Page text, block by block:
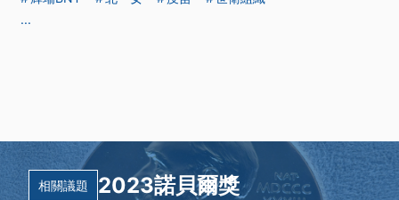
...
相關議題 2023諾貝爾獎